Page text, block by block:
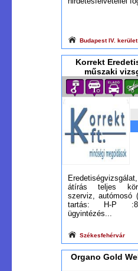
Budapest IV. kerület
Korrekt
műszaki
átírás teljes
szerviz, autómosó
tartás: H-P :8-
ügyintézés...
Székesfehérvár
Organo Gold